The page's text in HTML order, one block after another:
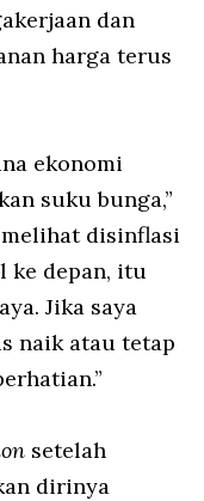
dan
harga terus
ekonomi
suku bunga,”
disinflasi
ke depan, itu
Jika saya
naik atau tetap
setelah
dirinya